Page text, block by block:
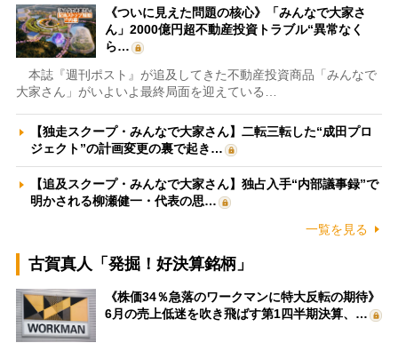
《ついに見えた問題の核心》「みんなで大家さ
ん」2000億円超不動産投資トラブル“異常なく
ら…
本誌『週刊ポスト』が追及してきた不動産投資商品「みんなで
大家さん」がいよいよ最終局面を迎えている…
【独走スクープ・みんなで大家さん】二転三転した“成田プロ
ジェクト”の計画変更の裏で起き…
【追及スクープ・みんなで大家さん】独占入手“内部議事録”で
明かされる柳瀬健一・代表の思…
一覧を見る
古賀真人「発掘！好決算銘柄」
《株価34％急落のワークマンに特大反転の期待》
6月の売上低迷を吹き飛ばす第1四半期決算、…